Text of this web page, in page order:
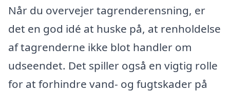
Når du overvejer tagrenderensning, er
det en god idé at huske på, at renholdelse
af tagrenderne ikke blot handler om
udseendet. Det spiller også en vigtig rolle
for at forhindre vand- og fugtskader på